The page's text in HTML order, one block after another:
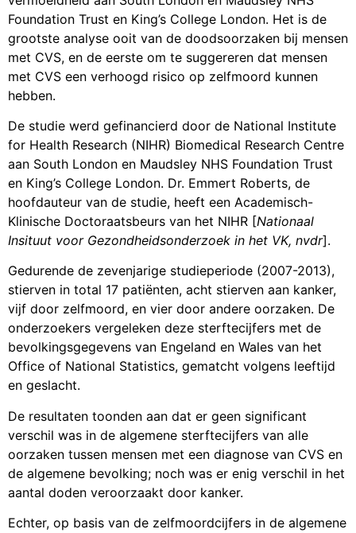
Foundation Trust en King’s College London. Het is de
grootste analyse ooit van de doodsoorzaken bij mensen
met CVS, en de eerste om te suggereren dat mensen
met CVS een verhoogd risico op zelfmoord kunnen
hebben.
De studie werd gefinancierd door de National Institute
for Health Research (NIHR) Biomedical Research Centre
aan South London en Maudsley NHS Foundation Trust
en King’s College London. Dr. Emmert Roberts, de
hoofdauteur van de studie, heeft een Academisch-
Klinische Doctoraatsbeurs van het NIHR [Nationaal
Insituut voor Gezondheidsonderzoek in het VK, nvdr].
Gedurende de zevenjarige studieperiode (2007-2013),
stierven in total 17 patiënten, acht stierven aan kanker,
vijf door zelfmoord, en vier door andere oorzaken. De
onderzoekers vergeleken deze sterftecijfers met de
bevolkingsgegevens van Engeland en Wales van het
Office of National Statistics, gematcht volgens leeftijd
en geslacht.
De resultaten toonden aan dat er geen significant
verschil was in de algemene sterftecijfers van alle
oorzaken tussen mensen met een diagnose van CVS en
de algemene bevolking; noch was er enig verschil in het
aantal doden veroorzaakt door kanker.
Echter, op basis van de zelfmoordcijfers in de algemene